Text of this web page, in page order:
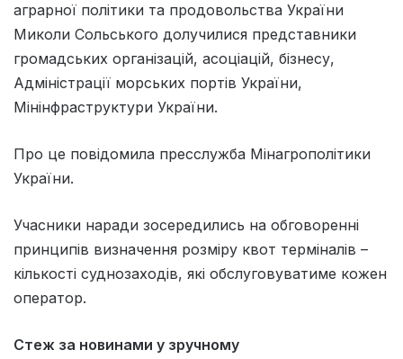
аграрної політики та продовольства України
Миколи Сольського долучилися представники
громадських організацій, асоціацій, бізнесу,
Адміністрації морських портів України,
Мінінфраструктури України.
Про це повідомила пресслужба Мінагрополітики
України.
Учасники наради зосередились на обговоренні
принципів визначення розміру квот терміналів –
кількості суднозаходів, які обслуговуватиме кожен
оператор.
Стеж за новинами у зручному